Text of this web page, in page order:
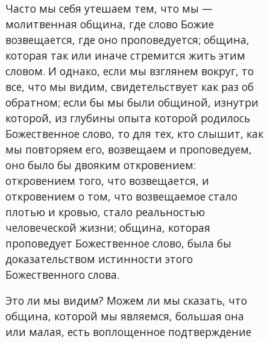
Часто мы себя утешаем тем, что мы —
молитвенная община, где слово Божие
возвещается, где оно проповедуется; община,
которая так или иначе стремится жить этим
словом. И однако, если мы взглянем вокруг, то
все, что мы видим, свидетельствует как раз об
обратном; если бы мы были общиной, изнутри
которой, из глубины опыта которой родилось
Божественное слово, то для тех, кто слышит, как
мы повторяем его, возвещаем и проповедуем,
оно было бы двояким откровением:
откровением того, что возвещается, и
откровением о том, что возвещаемое стало
плотью и кровью, стало реальностью
человеческой жизни; община, которая
проповедует Божественное слово, была бы
доказательством истинности этого
Божественного слова.
Это ли мы видим? Можем ли мы сказать, что
община, которой мы являемся, большая она
или малая, есть воплощенное подтверждение